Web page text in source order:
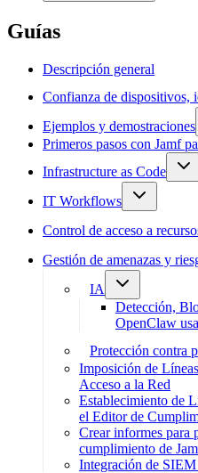
Guías
Descripción general
Confianza de dispositivos,
Ejemplos y demostraciones
Primeros pasos con Jamf
Infrastructure as Code
IT Workflows
Control de acceso a
Gestión de amenazas y
IA
Detección,
OpenClaw
Protección contra
Imposición de
Acceso a la Red
Establecimiento de
el Editor de
Crear informes para
cumplimiento de
Integración de